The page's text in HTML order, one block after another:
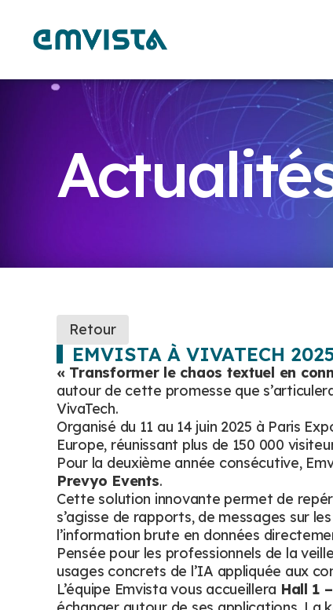
EMVISTA À VIVATECH
« Transformer le chaos textuel en
autour de cette promesse que
VivaTech.
Organisé du 11 au 14 juin 2025 à Paris
Europe, réunissant plus de 150 000
Pour la deuxième année consécutive,
Prevyo Events.
Cette solution innovante permet de
s’agisse de rapports, de messages sur
l’information brute en données
Pensée pour les professionnels de la
usages concrets de l’IA appliquée aux
L’équipe Emvista vous accueillera Hall 1